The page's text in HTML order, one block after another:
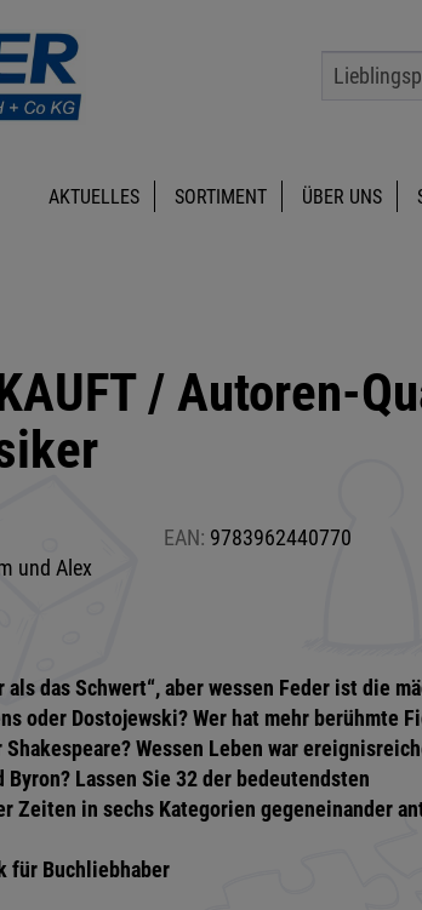
AKTUELLES SORTIMENT ÜBER UNS
/ Autoren-
EAN: 9783962440770
und Alex
als das Schwert“, aber wessen Feder ist die
oder Dostojewski? Wer hat mehr berühmte
Wessen Leben war
Byron? Lassen Sie 32 der bedeutendsten
Zeiten in sechs Kategorien gegeneinander
für Buchliebhaber